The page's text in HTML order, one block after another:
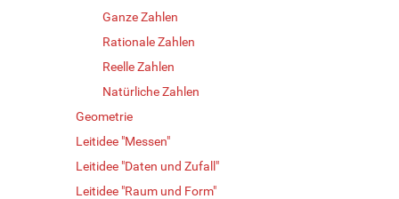
Ganze Zahlen
Rationale Zahlen
Reelle Zahlen
Natürliche Zahlen
Geometrie
Leitidee "Messen"
Leitidee "Daten und Zufall"
Leitidee "Raum und Form"